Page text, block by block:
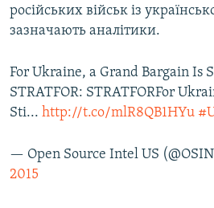
російських військ із
зазначають аналітики.
For Ukraine, a Grand Bargain Is
STRATFOR: STRATFORFor
Sti... http://t.co/mlR8QB1HYu
— Open Source Intel US
2015